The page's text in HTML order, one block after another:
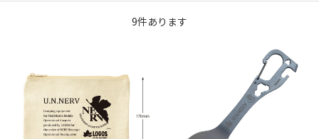
9件あります